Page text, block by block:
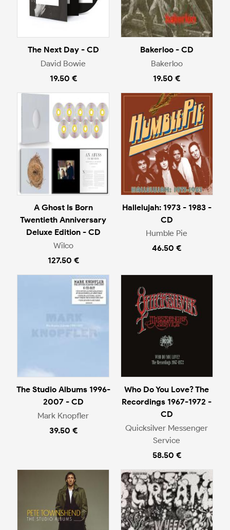
The Next Day - CD
David Bowie
19.50 €
Bakerloo - CD
Bakerloo
19.50 €
A Ghost Is Born
Twentieth Anniversary
Deluxe Edition - CD
Wilco
127.50 €
Hallelujah: 1973 - 1983 -
CD
Humble Pie
46.50 €
The Studio Albums 1996-
2007 - CD
Mark Knopfler
39.50 €
Who Do You Love? The
Recordings 1967-1972 -
CD
Quicksilver Messenger
Service
58.50 €